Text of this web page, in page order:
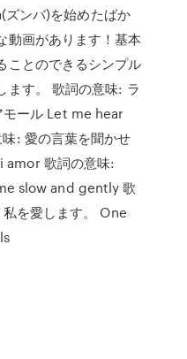
ンバ)を始めたばか
動画があります！基本
ことのできるシンプル
ます。 歌詞の意味: ラ
モール Let me hear
: 愛の言葉を聞かせ
歌詞の意味:
slow and gently 歌
を愛します。 One